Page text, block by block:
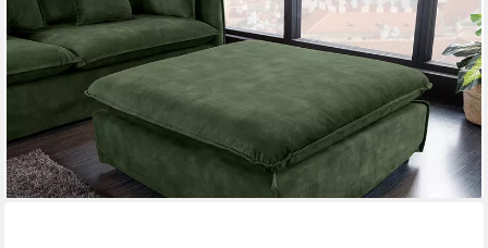
Sitzhocker HEAVEN 100cm dunkelgrün · Hussensofa inkl. Kissen
& abnehmbaren Bezug (Einzelartikel, 1 St), Wohnzimmer-Hocker
· Samt-Bezug · Federkern-Polsterung · Landhausstil
249,95 €
UVP 299,00 €
lieferbar - in 6-7 Werktagen bei dir